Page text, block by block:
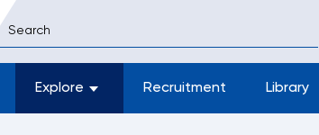
Explore Recruitment Library